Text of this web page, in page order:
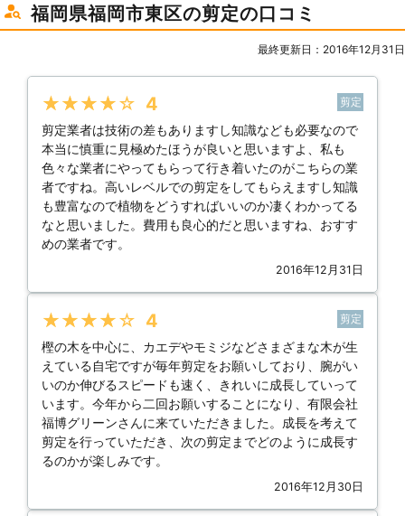
福岡県福岡市東区の剪定の口コミ
最終更新日：2016年12月31日
★★★★★ 4 剪定
剪定業者は技術の差もありますし知識なども必要なので
本当に慎重に見極めたほうが良いと思いますよ、私も
色々な業者にやってもらって行き着いたのがこちらの業
者ですね。高いレベルでの剪定をしてもらえますし知識
も豊富なので植物をどうすればいいのか凄くわかってる
なと思いました。費用も良心的だと思いますね、おすす
めの業者です。
2016年12月31日
★★★★★ 4 剪定
樫の木を中心に、カエデやモミジなどさまざまな木が生
えている自宅ですが毎年剪定をお願いしており、腕がい
いのか伸びるスピードも速く、きれいに成長していって
います。今年から二回お願いすることになり、有限会社
福博グリーンさんに来ていただきました。成長を考えて
剪定を行っていただき、次の剪定までどのように成長す
るのかが楽しみです。
2016年12月30日